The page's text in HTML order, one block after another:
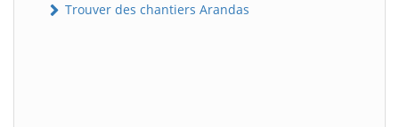
Trouver des chantiers Arandas